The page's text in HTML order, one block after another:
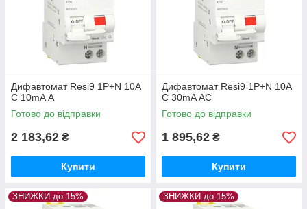
Дифавтомат Resi9 1P+N 10A
C 10mA А
Готово до відправки
2 183,62 ₴
Купити
Дифавтомат Resi9 1P+N 10A
C 30mA АС
Готово до відправки
1 895,62 ₴
Купити
ЗНИЖКИ до 15% ЗНИЖКИ до 15%